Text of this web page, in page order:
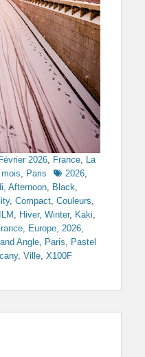
2026 France La
Paris Tags2026
Afternoon Black
, Compact Couleurs
Hiver, Winter, Kaki
Europe, 2026,
Angle Paris
Pastel
, Ville X100F